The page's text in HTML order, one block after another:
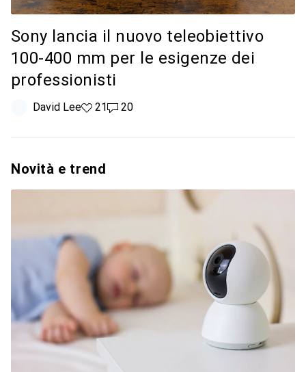
Sony lancia il nuovo teleobiettivo
100-400 mm per le esigenze dei
professionisti
David Lee21 like
2120 commenti
20
Novità e trend